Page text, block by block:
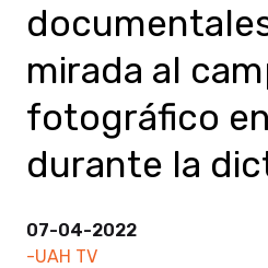
mirada al
fotográfico
durante la
07-04-2022
-UAH TV